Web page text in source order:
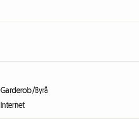
Garderob/Byrå
Internet